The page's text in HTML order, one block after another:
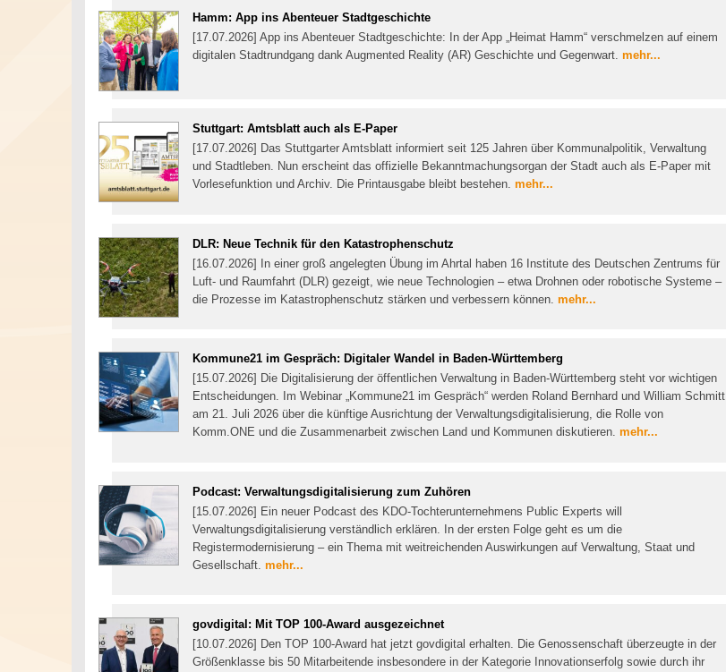
Hamm: App ins Abenteuer Stadtgeschichte
[17.07.2026] App ins Abenteuer Stadtgeschichte: In der App „Heimat Hamm“ verschmelzen auf einem
digitalen Stadtrundgang dank Augmented Reality (AR) Geschichte und Gegenwart. mehr...
Stuttgart: Amtsblatt auch als E-Paper
[17.07.2026] Das Stuttgarter Amtsblatt informiert seit 125 Jahren über Kommunalpolitik, Verwaltung
und Stadtleben. Nun erscheint das offizielle Bekanntmachungsorgan der Stadt auch als E-Paper mit
Vorlesefunktion und Archiv. Die Printausgabe bleibt bestehen. mehr...
DLR: Neue Technik für den Katastrophenschutz
[16.07.2026] In einer groß angelegten Übung im Ahrtal haben 16 Institute des Deutschen Zentrums für
Luft- und Raumfahrt (DLR) gezeigt, wie neue Technologien – etwa Drohnen oder robotische Systeme –
die Prozesse im Katastrophenschutz stärken und verbessern können. mehr...
Kommune21 im Gespräch: Digitaler Wandel in Baden-Württemberg
[15.07.2026] Die Digitalisierung der öffentlichen Verwaltung in Baden-Württemberg steht vor wichtigen
Entscheidungen. Im Webinar „Kommune21 im Gespräch“ werden Roland Bernhard und William Schmitt
am 21. Juli 2026 über die künftige Ausrichtung der Verwaltungsdigitalisierung, die Rolle von
Komm.ONE und die Zusammenarbeit zwischen Land und Kommunen diskutieren. mehr...
Podcast: Verwaltungsdigitalisierung zum Zuhören
[15.07.2026] Ein neuer Podcast des KDO-Tochterunternehmens Public Experts will
Verwaltungsdigitalisierung verständlich erklären. In der ersten Folge geht es um die
Registermodernisierung – ein Thema mit weitreichenden Auswirkungen auf Verwaltung, Staat und
Gesellschaft. mehr...
govdigital: Mit TOP 100-Award ausgezeichnet
[10.07.2026] Den TOP 100-Award hat jetzt govdigital erhalten. Die Genossenschaft überzeugte in der
Größenklasse bis 50 Mitarbeitende insbesondere in der Kategorie Innovationserfolg sowie durch ihr